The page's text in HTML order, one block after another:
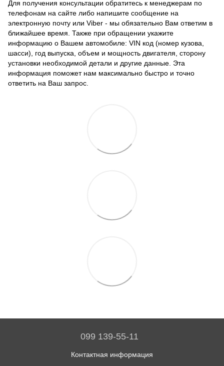
Для получения консультации обратитесь к менеджерам по
телефонам на сайте либо напишите сообщение на
электронную почту или Viber - мы обязательно Вам ответим в
ближайшее время. Также при обращении укажите
информацию о Вашем автомобиле: VIN код (номер кузова,
шасси), год выпуска, объем и мощность двигателя, сторону
установки необходимой детали и другие данные. Эта
информация поможет нам максимально быстро и точно
ответить на Ваш запрос.
099 139-55-11
Контактная информация